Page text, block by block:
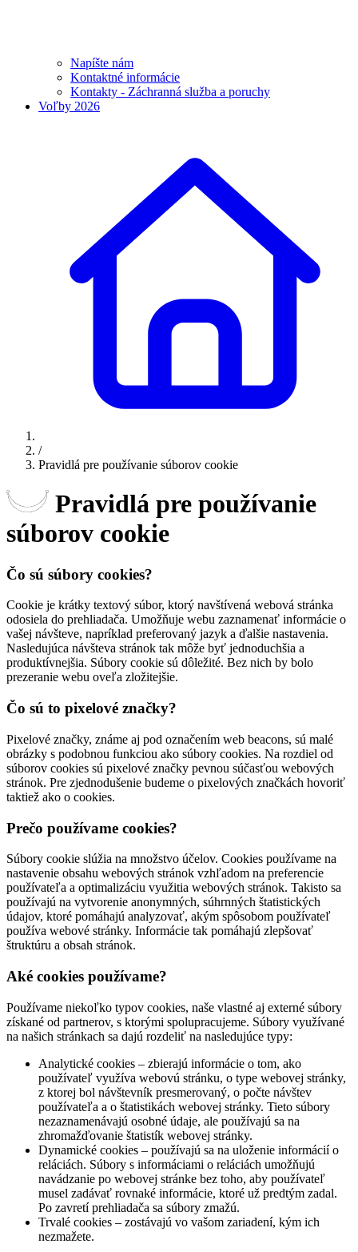
Napíšte nám
Kontaktné informácie
Kontakty - Záchranná služba a poruchy
Voľby 2026
/
Pravidlá pre používanie súborov cookie
Pravidlá pre používanie
súborov cookie
Čo sú súbory cookies?
Cookie je krátky textový súbor, ktorý navštívená webová stránka
odosiela do prehliadača. Umožňuje webu zaznamenať informácie o
vašej návšteve, napríklad preferovaný jazyk a ďalšie nastavenia.
Nasledujúca návšteva stránok tak môže byť jednoduchšia a
produktívnejšia. Súbory cookie sú dôležité. Bez nich by bolo
prezeranie webu oveľa zložitejšie.
Čo sú to pixelové značky?
Pixelové značky, známe aj pod označením web beacons, sú malé
obrázky s podobnou funkciou ako súbory cookies. Na rozdiel od
súborov cookies sú pixelové značky pevnou súčasťou webových
stránok. Pre zjednodušenie budeme o pixelových značkách hovoriť
taktiež ako o cookies.
Prečo používame cookies?
Súbory cookie slúžia na množstvo účelov. Cookies používame na
nastavenie obsahu webových stránok vzhľadom na preferencie
používateľa a optimalizáciu využitia webových stránok. Takisto sa
používajú na vytvorenie anonymných, súhrnných štatistických
údajov, ktoré pomáhajú analyzovať, akým spôsobom používateľ
používa webové stránky. Informácie tak pomáhajú zlepšovať
štruktúru a obsah stránok.
Aké cookies používame?
Používame niekoľko typov cookies, naše vlastné aj externé súbory
získané od partnerov, s ktorými spolupracujeme. Súbory využívané
na našich stránkach sa dajú rozdeliť na nasledujúce typy:
Analytické cookies – zbierajú informácie o tom, ako
používateľ využíva webovú stránku, o type webovej stránky,
z ktorej bol návštevník presmerovaný, o počte návštev
používateľa a o štatistikách webovej stránky. Tieto súbory
nezaznamenávajú osobné údaje, ale používajú sa na
zhromažďovanie štatistík webovej stránky.
Dynamické cookies – používajú sa na uloženie informácií o
reláciách. Súbory s informáciami o reláciách umožňujú
navádzanie po webovej stránke bez toho, aby používateľ
musel zadávať rovnaké informácie, ktoré už predtým zadal.
Po zavretí prehliadača sa súbory zmažú.
Trvalé cookies – zostávajú vo vašom zariadení, kým ich
nezmažete.